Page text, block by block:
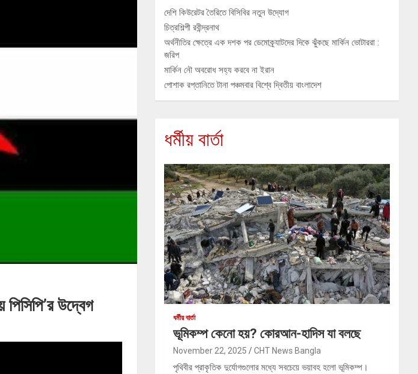
পিসিপি’র উদ্বেগ
দেশি কিউরেটর তৈরিতে বিসিবির নতুন উদ্যোগ
চিত্রশিল্পী রবীন্দ্রনাথ
অর্থনীতির ক্ষেত্রে এক দশক পর ডেমোক্র্যাটদের দিকে ঝুঁকছে মার্কিন ভোটাররা :
জরিপ
মার্কিন নৌ অবরোধ সহ্য করবে না ইরান
পোশাক রপ্তানিতে টানা পঞ্চমবার বিশ্বে দ্বিতীয় বাংলাদেশ
ধর্মীয় বার্তা
ধর্মীয় বার্তা
ভূমিকম্প কেনো হয়? কোরআন-হাদিস যা বলছে
November 22, 2025 CHT News Bangla
পৃথিবীর প্রাকৃতিক দুর্যোগগুলোর মধ্যে সবচেয়ে ভয়াবহ হলো ভূমিকম্প।